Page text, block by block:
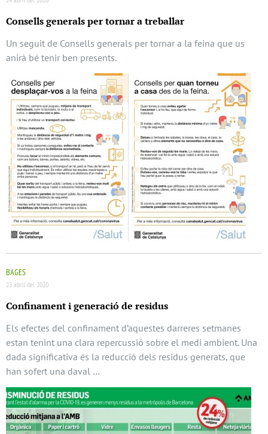
Consells generals per tornar a treballar
Un seguit de Consells generals per tornar a la feina que us
anirà bé tenir ben presents.
BAGES
23 abril del 2020
Confinament i generació de residus
Els efectes del confinament d’aquestes darreres setmanes
estan tenint una clara repercussió sobre el medi ambient. Una
dada significativa és la reducció dels residus generats, que
han sofert una daval …